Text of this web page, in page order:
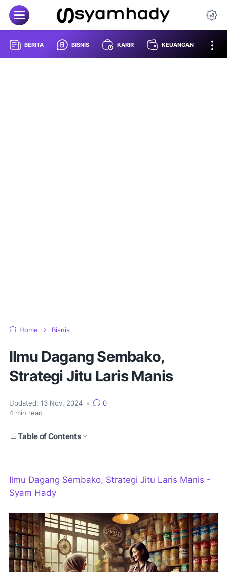
BERITA BISNIS KARIR KEUANGAN
Home Bisnis
Ilmu Dagang Sembako,
Strategi Jitu Laris Manis
Updated: 13 Nov, 2024 •
0
4 min read
Table of Contents
Ilmu Dagang Sembako, Strategi Jitu Laris Manis -
Syam Hady